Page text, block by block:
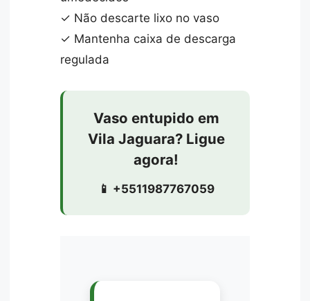
✓ Não descarte lixo no vaso
✓ Mantenha caixa de descarga
regulada
Vaso entupido em
Vila Jaguara? Ligue
agora!
📱 +5511987767059